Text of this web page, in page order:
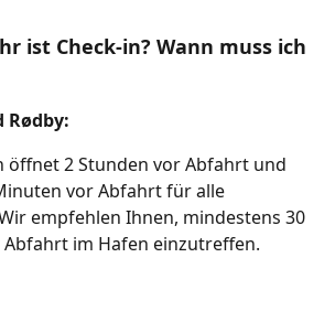
ist Check-in? Wann muss ich
Rødby:
öffnet 2 Stunden vor Abfahrt und
vor Abfahrt für alle
empfehlen Ihnen, mindestens 30
im Hafen einzutreffen.